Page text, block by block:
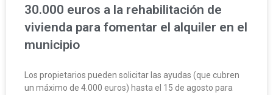
30.000 euros a la rehabilitación de
vivienda para fomentar el alquiler en el
municipio
Los propietarios pueden solicitar las ayudas (que cubren
un máximo de 4.000 euros) hasta el 15 de agosto para